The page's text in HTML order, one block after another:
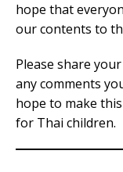
hope that
our contents to
Please share
any comments
hope to make
for Thai children.